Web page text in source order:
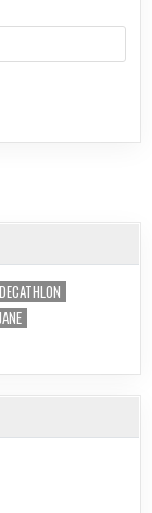
DECATHLON